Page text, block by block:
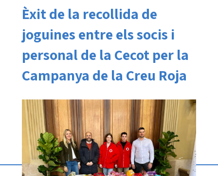
Èxit de la recollida de
joguines entre els socis i
personal de la Cecot per la
Campanya de la Creu Roja